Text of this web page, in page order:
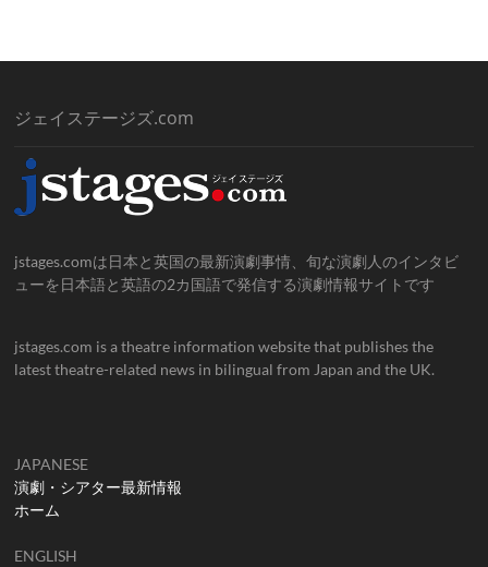
ジェイステージズ.com
jstages.comは日本と英国の最新演劇事情、旬な演劇人のインタビ
ューを日本語と英語の2カ国語で発信する演劇情報サイトです
jstages.com is a theatre information website that publishes the
latest theatre-related news in bilingual from Japan and the UK.
JAPANESE
演劇・シアター最新情報
ホーム
ENGLISH